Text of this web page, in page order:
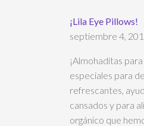
¡Lila Eye Pillows!
septiembre 4,
¡Almohaditas
especiales para
refrescantes,
cansados y para
orgánico que